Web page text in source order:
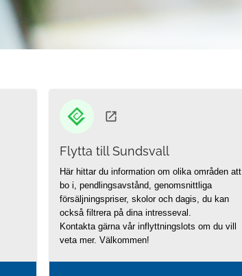
Flytta till Sundsvall
Här hittar du information om olika områden att
bo i, pendlingsavstånd, genomsnittliga
försäljningspriser, skolor och dagis, du kan
också filtrera på dina intresseval.
Kontakta gärna vår inflyttningslots om du vill
veta mer. Välkommen!